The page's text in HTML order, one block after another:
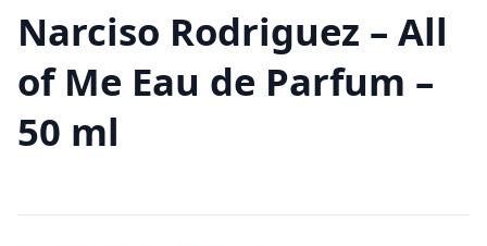
Narciso Rodriguez – All
of Me Eau de Parfum –
50 ml